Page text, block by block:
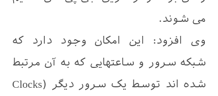
می شوند.
وی افزود: این امکان وجود دارد که
شبکه سرور و ساعتهایی که به آن مرتبط
شده اند توسط یک سرور دیگر (Clocks